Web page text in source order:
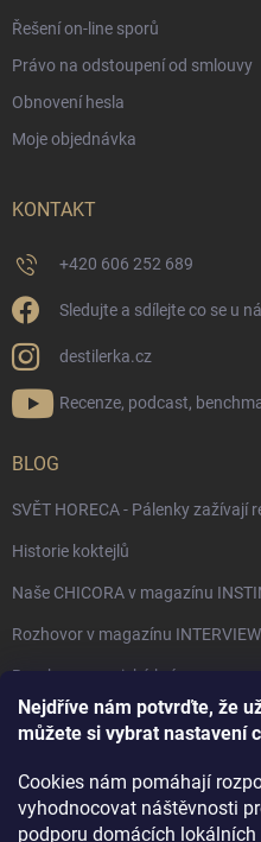
Nejdříve nám potvrďte, že
můžete si vybrat nastavení
Cookies nám pomáhají
vyhodnocovat náštěvnosti
podporu domácích
Řešení on-line sporů
Právo na odstoupení od smlouvy
Obnovení hesla
Moje objednávka
KONTAKT
+420 606 252 689
Sledujte a sdílejte co se u
destilerka.cz
Recenze, podcast,
BLOG
SVĚT HORECA - Pálenky zažívají
Historie koktejlů
Naše CHICORA v magazínu
Rozhovor v magazínu INTERVIEW
Bourbon, americká krása.
Napsali v TÝDNU o naší práci
Rozhovor s DESTILERKA.CZ v